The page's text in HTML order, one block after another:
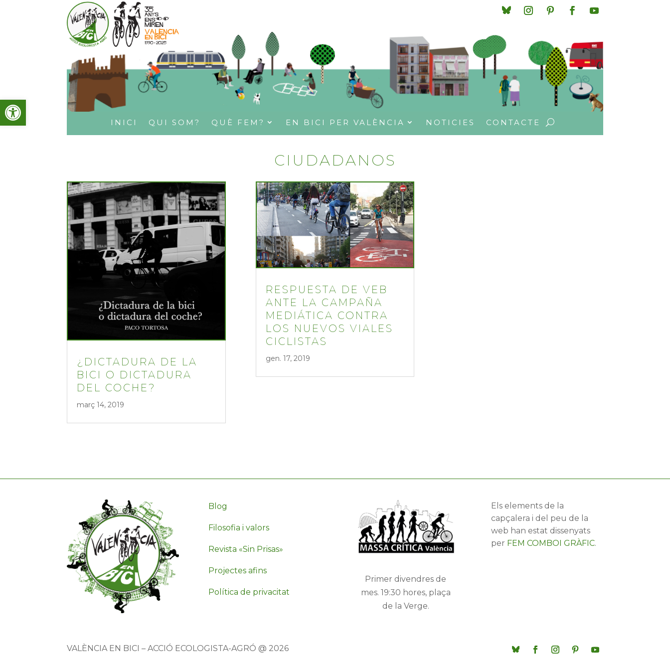
Obre la barra d'eines
INICI QUI SOM? QUÈ FEM? EN BICI PER VALÈNCIA NOTICIES CONTACTE
CIUDADANOS
¿DICTADURA DE LA
BICI O DICTADURA
DEL COCHE?
març 14, 2019
RESPUESTA DE VEB
ANTE LA CAMPAÑA
MEDIÁTICA CONTRA
LOS NUEVOS VIALES
CICLISTAS
gen. 17, 2019
Blog
Filosofia i valors
Revista «Sin Prisas»
Projectes afins
Política de privacitat
Primer divendres de
mes. 19:30 hores, plaça
de la Verge.
Els elements de la
capçalera i del peu de la
web han estat dissenyats
per FEM COMBOI GRÀFIC.
VALÈNCIA EN BICI – ACCIÓ ECOLOGISTA-AGRÓ @ 2026